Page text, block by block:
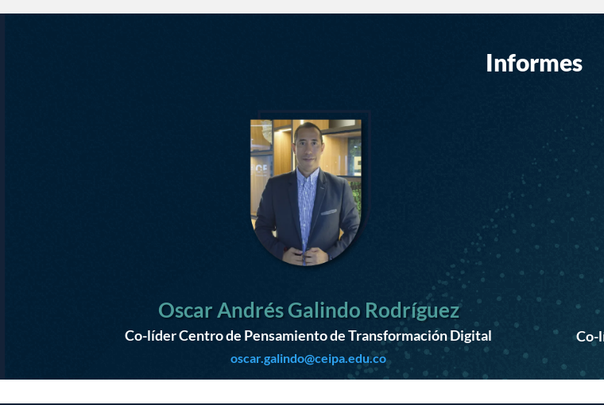
Informes
Oscar Andrés Galindo Rodríguez
Co-líder Centro de Pensamiento de Transformación Digital
oscar.galindo@ceipa.edu.co
Co-